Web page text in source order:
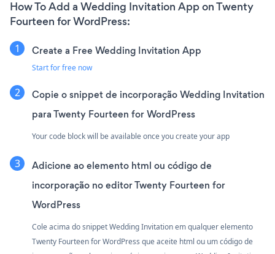
How To Add a Wedding Invitation App on Twenty
Fourteen for WordPress:
Create a Free Wedding Invitation App
Start for free now
Copie o snippet de incorporação Wedding Invitation
para Twenty Fourteen for WordPress
Your code block will be available once you create your app
Adicione ao elemento html ou código de
incorporação no editor Twenty Fourteen for
WordPress
Cole acima do snippet Wedding Invitation em qualquer elemento
Twenty Fourteen for WordPress que aceite html ou um código de